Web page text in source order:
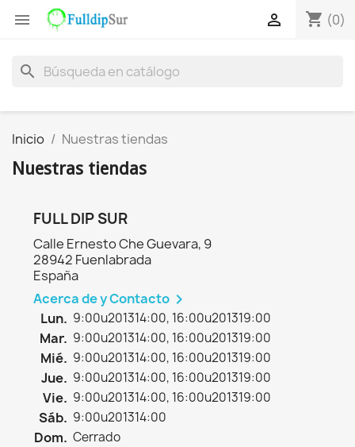
 shopping_cart (0)

search
Inicio Nuestras tiendas
Nuestras tiendas
FULL DIP SUR
Calle Ernesto Che Guevara, 9
28942 Fuenlabrada
España
Acerca de y Contacto 
Lun. 9:00u201314:00, 16:00u201319:00
Mar. 9:00u201314:00, 16:00u201319:00
Mié. 9:00u201314:00, 16:00u201319:00
Jue. 9:00u201314:00, 16:00u201319:00
Vie. 9:00u201314:00, 16:00u201319:00
Sáb. 9:00u201314:00
Dom. Cerrado